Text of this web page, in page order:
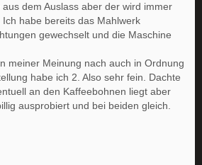
dem Auslass aber der wird immer
habe bereits das Mahlwerk
gewechselt und die Maschine
meiner Meinung nach auch in Ordnung
habe ich 2. Also sehr fein. Dachte
an den Kaffeebohnen liegt aber
ausprobiert und bei beiden gleich.